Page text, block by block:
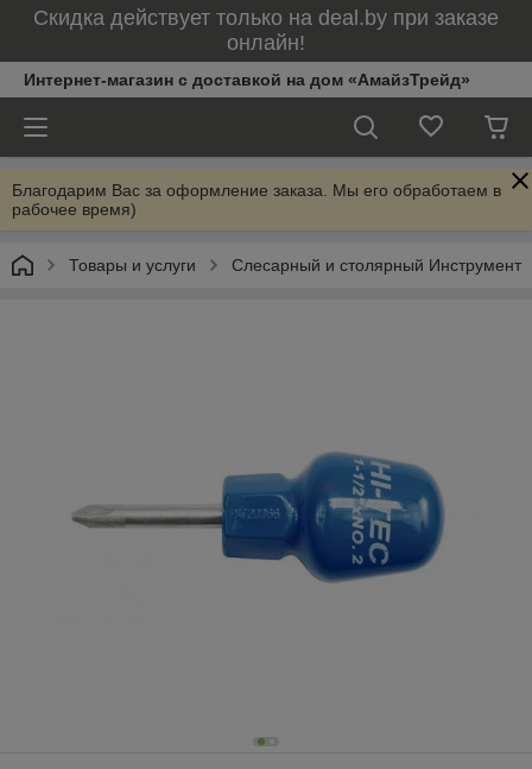
Скидка действует только на deal.by при заказе
онлайн!
Интернет-магазин с доставкой на дом «АмайзТрейд»
Благодарим Вас за оформление заказа. Мы его обработаем в
рабочее время)
Товары и услуги Слесарный и столярный Инструмент